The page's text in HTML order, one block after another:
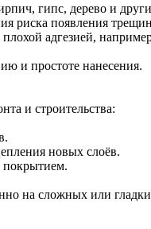
гипс, дерево и
риска появления
адгезией,
и простоте нанесения.
и строительства:
новых слоёв.
покрытием.
на сложных или